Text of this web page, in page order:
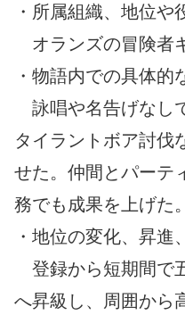
・所属組織、地位や
オランズの冒険者
・物語内での具体的
詠唱や名告げなし
タイラントボア討伐
せた。仲間とパーテ
務でも成果を上げた。
・地位の変化、昇進
登録から短期間で
へ昇級し、周囲から